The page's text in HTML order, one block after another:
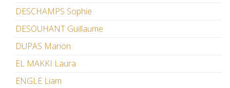
DESCHAMPS Sophie
DESOUHANT Guillaume
DUPAS Marion
EL MAKKI Laura
ENGLE Liam